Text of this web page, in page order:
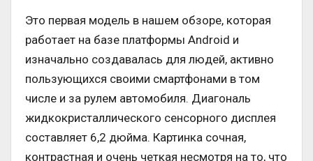
Это первая модель в нашем обзоре, которая
работает на базе платформы Android и
изначально создавалась для людей, активно
пользующихся своими смартфонами в том
числе и за рулем автомобиля. Диагональ
жидкокристаллического сенсорного дисплея
составляет 6,2 дюйма. Картинка сочная,
контрастная и очень четкая несмотря на то, что